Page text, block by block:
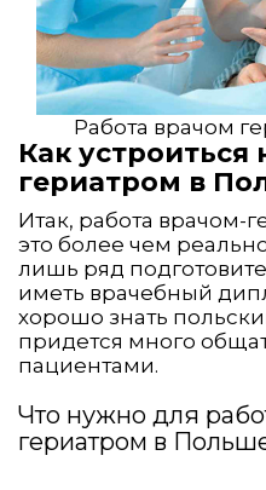
Работа врачом
Как устроиться
гериатром в
Итак, работа врачом-
это более чем
лишь ряд
иметь врачебный
хорошо знать
придется много
пациентами.
Что нужно для
гериатром в